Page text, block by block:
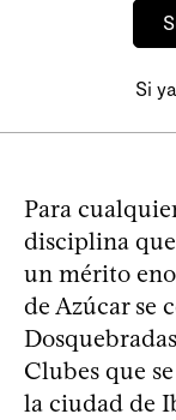
Si
Para
disciplina
un mérito
de Azúcar se
Clubes que
la ciudad de